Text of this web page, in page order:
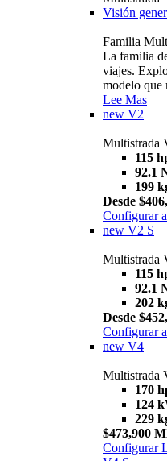
Visión
Familia
La familia
viajes.
modelo que
Lee Mas
new V2
Multistrada
115
92.1
199
Desde
Configurar
new V2 S
Multistrada
115
92.1
202
Desde
Configurar
new V4
Multistrada
170
124
229
$473,900
Configurar